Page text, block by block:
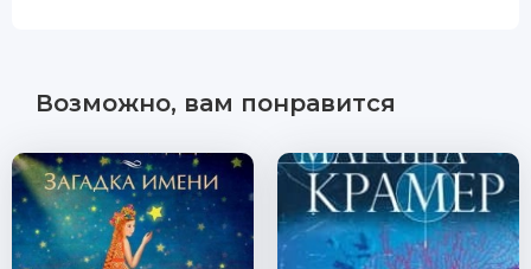
Возможно, вам понравится